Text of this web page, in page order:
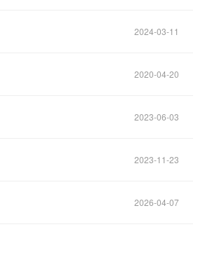
2024-03-11
2020-04-20
2023-06-03
2023-11-23
2026-04-07